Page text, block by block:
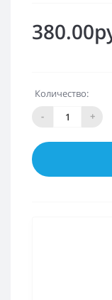
Количество:
-
+